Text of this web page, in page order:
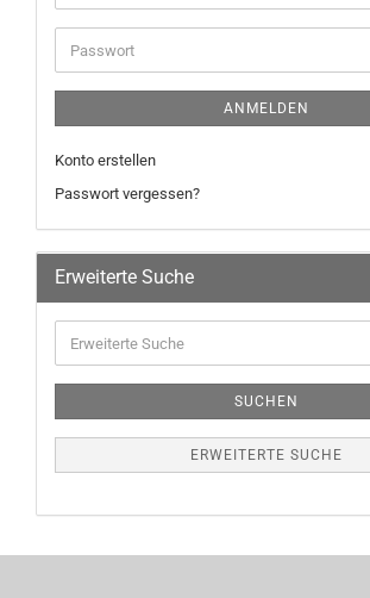
ANMELDEN
Konto erstellen
Passwort vergessen?
Erweiterte Suche
SUCHEN
ERWEITERTE SUCHE